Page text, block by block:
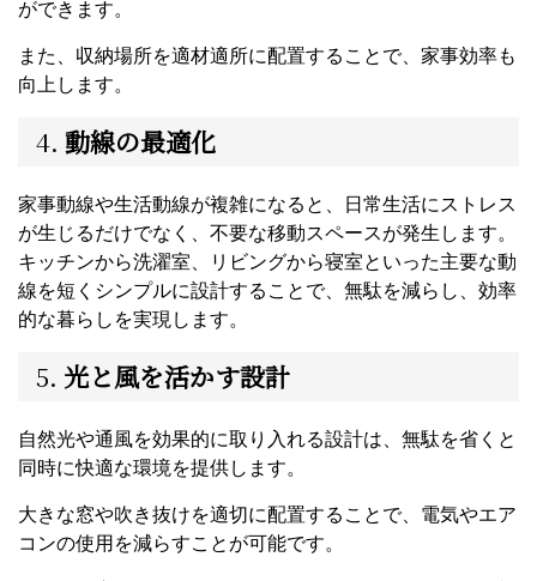
ができます。
また、収納場所を適材適所に配置することで、家事効率も
向上します。
4. 動線の最適化
家事動線や生活動線が複雑になると、日常生活にストレス
が生じるだけでなく、不要な移動スペースが発生します。
キッチンから洗濯室、リビングから寝室といった主要な動
線を短くシンプルに設計することで、無駄を減らし、効率
的な暮らしを実現します。
5. 光と風を活かす設計
自然光や通風を効果的に取り入れる設計は、無駄を省くと
同時に快適な環境を提供します。
大きな窓や吹き抜けを適切に配置することで、電気やエア
コンの使用を減らすことが可能です。